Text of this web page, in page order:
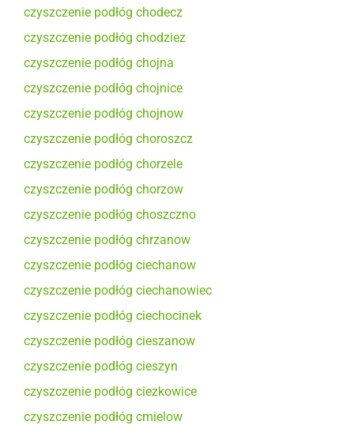
czyszczenie podłóg chodecz
czyszczenie podłóg chodziez
czyszczenie podłóg chojna
czyszczenie podłóg chojnice
czyszczenie podłóg chojnow
czyszczenie podłóg choroszcz
czyszczenie podłóg chorzele
czyszczenie podłóg chorzow
czyszczenie podłóg choszczno
czyszczenie podłóg chrzanow
czyszczenie podłóg ciechanow
czyszczenie podłóg ciechanowiec
czyszczenie podłóg ciechocinek
czyszczenie podłóg cieszanow
czyszczenie podłóg cieszyn
czyszczenie podłóg ciezkowice
czyszczenie podłóg cmielow